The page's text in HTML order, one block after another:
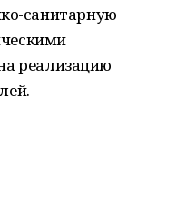
санитарную
реализацию